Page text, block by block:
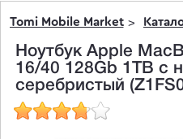
Tomi Mobile Market
Ноутбук Apple
16/40 128Gb 1TB c
серебристый